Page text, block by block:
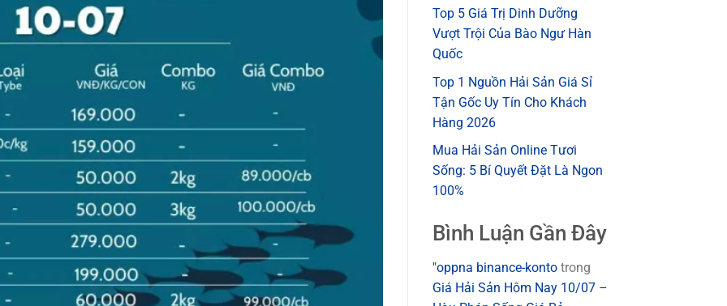
Top 5 Giá Trị Dinh Dưỡng
Vượt Trội Của Bào Ngư Hàn
Quốc
Top 1 Nguồn Hải Sản Giá Sỉ
Tận Gốc Uy Tín Cho Khách
Hàng 2026
Mua Hải Sản Online Tươi
Sống: 5 Bí Quyết Đặt Là Ngon
100%
Bình Luận Gần Đây
"oppna binance-kontotrong
Giá Hải Sản Hôm Nay 10/07 –